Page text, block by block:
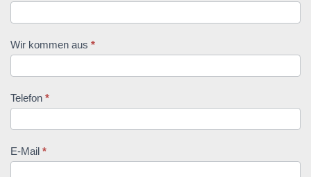
Wir kommen aus *, erforderlich
Telefon *, erforderlich
E-Mail *, erforderlich